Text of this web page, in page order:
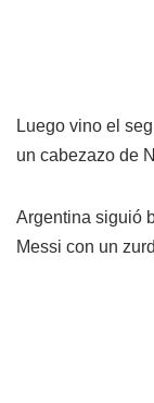
Luego vino el
un cabezazo de
Argentina siguió
Messi con un